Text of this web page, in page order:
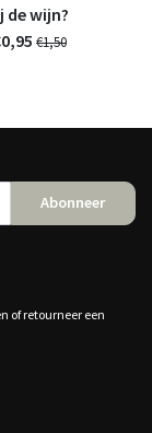
de wijn?
€1,50
Abonneer
of retourneer een